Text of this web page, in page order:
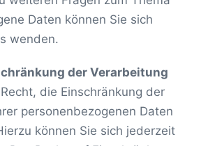
Daten können Sie sich
wenden.
der Verarbeitung
die Einschränkung der
personenbezogenen Daten
können Sie sich jederzeit